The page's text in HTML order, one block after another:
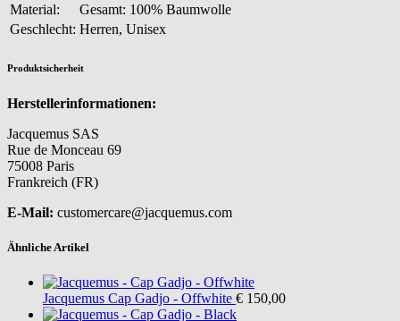
Material:
Gesamt: 100% Baumwolle
Geschlecht: Herren, Unisex
Produktsicherheit
Herstellerinformationen:
Jacquemus SAS
Rue de Monceau 69
75008 Paris
Frankreich (FR)
E-Mail: customercare@jacquemus.com
Ähnliche Artikel
Jacquemus Cap Gadjo - Offwhite € 150,00